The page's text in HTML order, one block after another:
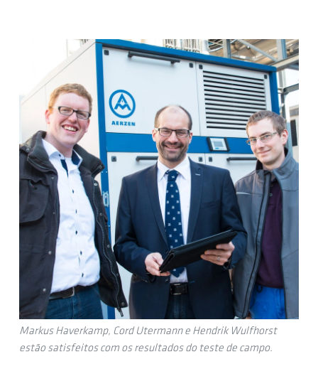
Markus Haverkamp, Cord Utermann e Hendrik Wulfhorst
estão satisfeitos com os resultados do teste de campo.